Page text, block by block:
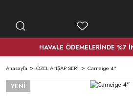
HAVALE ÖDEMELERİNDE %7
Anasayfa ÖZEL AHŞAP SERİ Carneige 4''
YENİ